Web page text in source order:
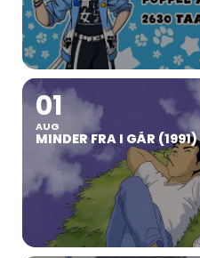
01
AUG
MINDER FRA I GÅR